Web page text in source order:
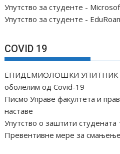
Упутство за студенте -
Упутство за студенте -
COVID 19
ЕПИДЕМИОЛОШКИ УПИТНИК
оболелим од Covid-19
Писмо Управе факултета и
наставе
Упутство о заштити
Превентивне мере за